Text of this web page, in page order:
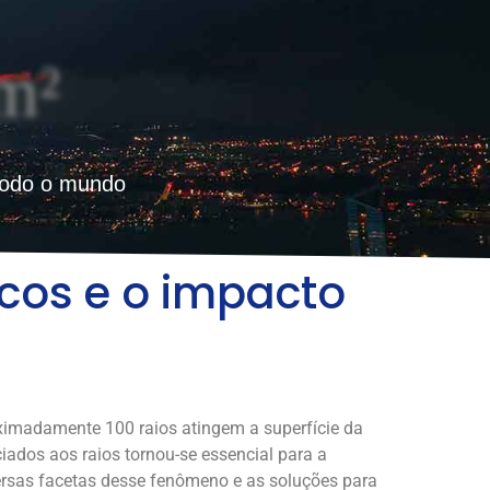
o mundo
e o impacto
100 raios atingem a superfície da
aos raios tornou-se essencial para a
facetas desse fenômeno e as soluções para